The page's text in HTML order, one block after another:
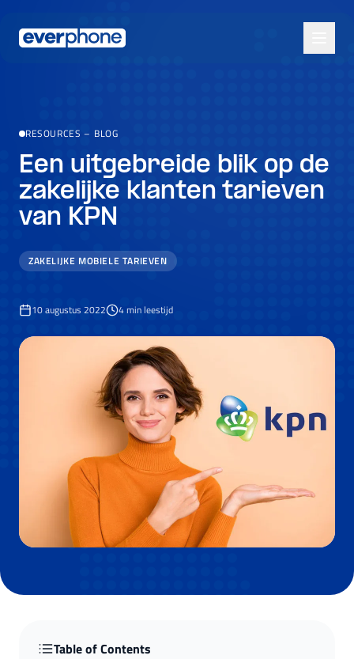
RESOURCES – BLOG
Een uitgebreide blik op de
zakelijke klanten tarieven
van KPN
ZAKELIJKE MOBIELE TARIEVEN
10 augustus 2022 4min leestijd
Table of Contents